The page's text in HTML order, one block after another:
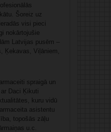
Šoreiz uz
visi pieci
nokārtojušie
Latvijas pusēm –
Ķekavas, Viļāniem,
spraigā un
Daci Ķikuti
kuru vidū
asistentu
topošās zāļu
u.c.